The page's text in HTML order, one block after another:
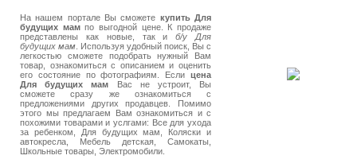
На нашем портале Вы сможете купить Для
будущих мампо выгодной цене. К продаже
представлены как новые, так иб/у Для
будущих мам . Используя удобный поиск, Вы с
легкостью сможете подобрать нужный Вам
товар, ознакомиться с описанием и оценить
его состояние по фотографиям. Если цена
Для будущих мам Вас не устроит, Вы
сможете сразу же ознакомиться с
предложениями других продавцев. Помимо
этого мы предлагаем Вам ознакомиться и с
похожими товарами и услгами: Все для ухода
за ребенком, Для будущих мам, Коляски и
автокресла, Мебель детская, Самокаты,
Школьные товары, Электромобили.